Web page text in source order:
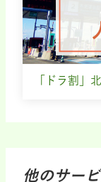
「ドラ割」
他のサー